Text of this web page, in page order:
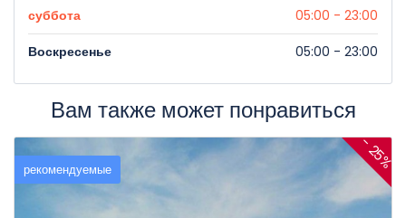
суббота
05:00 - 23:00
Воскресенье
05:00 - 23:00
Вам также может понравиться
рекомендуемые - 25%